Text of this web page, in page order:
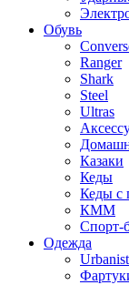
Обувь
Ranger
Shark
Steel
Ultras
Казаки
Кеды
Кеды с
КММ
Спорт-
Одежда
Urbanist